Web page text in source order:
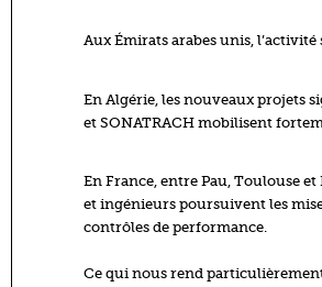
Aux Émirats arabes unis, l’activité
En Algérie, les nouveaux projets
et SONATRACH mobilisent
En France, entre Pau, Toulouse
et ingénieurs poursuivent les
contrôles de performance.
Ce qui nous rend